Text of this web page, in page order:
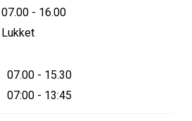
07.00 - 16.00
Lukket
07.00 - 15.30
07:00 - 13:45